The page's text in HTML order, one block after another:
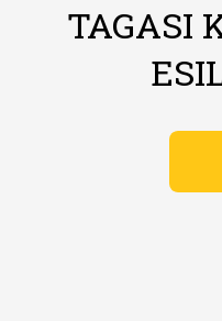
TAGASI